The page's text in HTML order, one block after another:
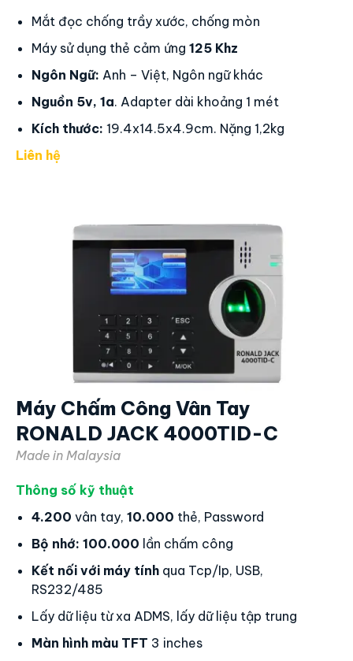
Thông số kỹ thuật
3.000vân tay,10.000thẻ, Password
Bộ nhớ: 100.000 lần chấm công
Kết nối với máy tínhqua Tcp/Ip, USB
Thời gian chấm công< 1 giây
Lấy dữ liệu từ xa ADMS, lấy dữ liệu tập trung
Máy sử dụng thẻ cảm ứng125 Khz
Anh – Việt, Ngôn ngữ khác
Nguồn 5v, 1a. Adapter dài khoảng 1 mét
19.4x14.5x4.9cm. Nặng 1,2kg
Máy Chấm Công Vân Tay
RONALD JACK 4000TID-C
Made in Malaysia